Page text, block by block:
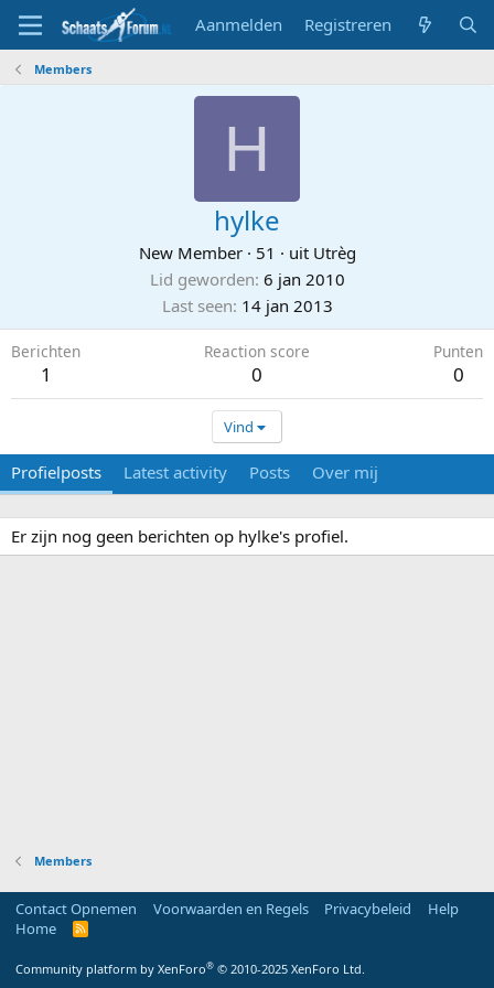
Aanmelden Registreren
Members
H
hylke
New Member · 51 · uit Utrèg
Lid geworden 6 jan 2010
Last seen 14 jan 2013
Berichten
1
Reaction score
0
Punten
0
Vind
Profielposts Latest activity Posts Over mij
Er zijn nog geen berichten op hylke's profiel.
Members
Contact Opnemen Voorwaarden en Regels Privacybeleid
Help
Home
R
Community platform by XenForo® © 2010-2025 XenForo Ltd.